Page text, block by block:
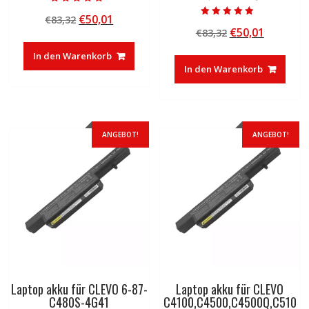
5.00
von 5
€83,32 Ursprünglicher
war:
€83,32
€50,01
ist:
€50,01.
In den Warenkorb
4.50
von 5
€83,32 Ursprünglicher
war:
€83,32
€50,01
ist:
€50,01.
In den Warenkorb
ANGEBOT!
Laptop akku für CLEVO 6-87-
C480S-4G41
ANGEBOT!
Laptop akku für CLEVO
C4100,C4500,C4500Q,C510